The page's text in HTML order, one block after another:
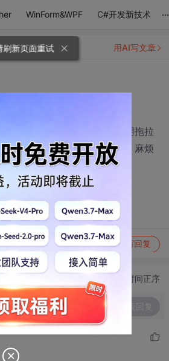
WinForm&WPF C#开发新技术 ...
面的那些图形控件一样。采用拖拉
我那种图形控件怎么实现吗，麻烦
写回复
用AI写文章
切换为时间正序
刷新页面重试